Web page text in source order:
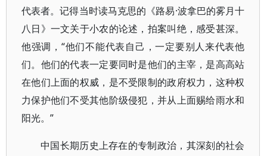
代表者。记得当时读马克思的《路易·波拿巴的雾月十
八日》一文关于小农的论述，拍案叫绝，感受甚深。
他强调，“他们不能代表自己，一定要别人来代表他
们。他们的代表一定要同时是他们的主宰，是高高站
在他们上面的权威，是不受限制的政府权力，这种权
力保护他们不受其他阶级侵犯，并从上面赐给雨水和
阳光。”
中国长期历史上存在的专制政治，其深刻的社会